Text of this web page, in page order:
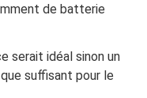
de batterie
serait idéal sinon un
suffisant pour le